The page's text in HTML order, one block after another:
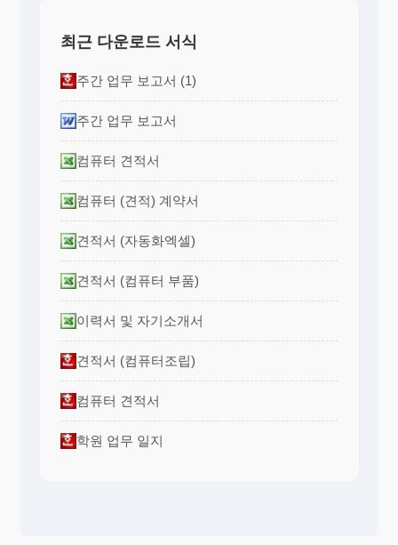
최근 다운로드 서식
주간 업무 보고서 (1)
주간 업무 보고서
컴퓨터 견적서
컴퓨터 (견적) 계약서
견적서 (자동화엑셀)
견적서 (컴퓨터 부품)
이력서 및 자기소개서
견적서 (컴퓨터조립)
컴퓨터 견적서
학원 업무 일지